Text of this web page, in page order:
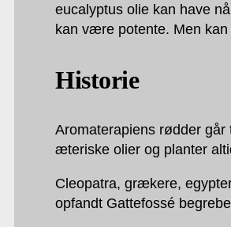
eucalyptus olie kan have
kan være potente. Men
Historie
Aromaterapiens rødder
æteriske olier og planter
Cleopatra, grækere,
opfandt Gattefossé